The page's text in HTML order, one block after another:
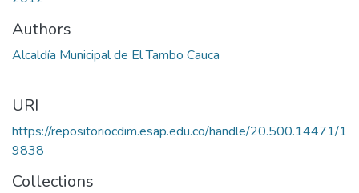
Authors
Alcaldía Municipal de El Tambo Cauca
URI
https://repositoriocdim.esap.edu.co/handle/20.500.14471/1
9838
Collections